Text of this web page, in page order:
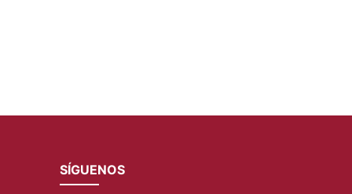
SÍGUENOS